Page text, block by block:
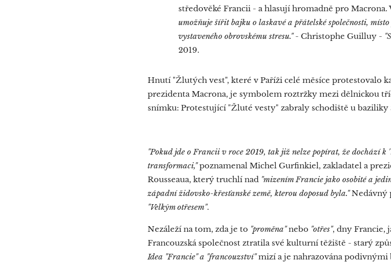
středověké Francii - a hlasují hromadně pro
umožňuje šířit bajku o laskavé a přátelské společnosti,
vystaveného obrovskému stresu."- Christophe Guilluy -
2019.
Hnutí "Žlutých vest", které v Paříži celé měsíce protestovalo
prezidenta Macrona, je symbolem roztržky mezi dělnickou
snímku: Protestující "Žluté vesty" zabraly schodiště u baziliky
"Pokud jde o Francii v roce 2019, tak již nelze popírat, že dochází k
transformaci,"poznamenal Michel Gurfinkiel, zakladatel a
Rousseaua, který truchlí nad "mizením Francie jako osobité a
západní židovsko-křesťanské země, kterou doposud byla."Nedávný
"Velkým otřesem".
Nezáleží na tom, zda je to "proměna"nebo "otřes", dny Francie,
Francouzská společnost ztratila své kulturní těžiště - starý
Idea "Francie" a "francouzství"mizí a je nahrazována